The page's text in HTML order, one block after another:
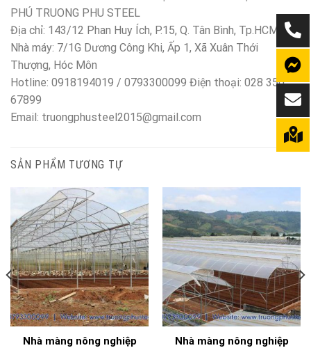
PHÚ TRUONG PHU STEEL
Địa chỉ: 143/12 Phan Huy Ích, P.15, Q. Tân Bình, Tp.HCM
Nhà máy: 7/1G Dương Công Khi, Ấp 1, Xã Xuân Thới
Thượng, Hóc Môn
Hotline: 0918194019 / 0793300099 Điện thoại: 028 350
67899
Email: truongphusteel2015@gmail.com
SẢN PHẨM TƯƠNG TỰ
Nhà màng nông nghiệp
Nhà màng nông nghiệp